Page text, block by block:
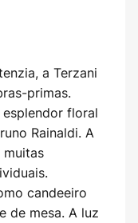
a Terzani
primas.
floral
Rainaldi. A
candeeiro
de mesa. A luz